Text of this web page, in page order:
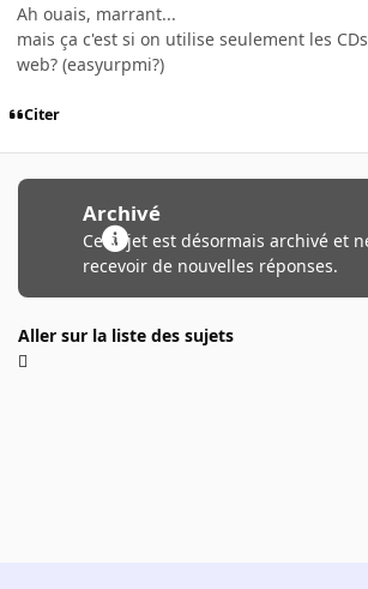
Ah ouais, marrant...
mais ça c'est si on utilise seulement les
web? (easyurpmi?)
Citer
Archivé
Ce sujet est désormais archivé et
recevoir de nouvelles réponses.
Aller sur la liste des sujets